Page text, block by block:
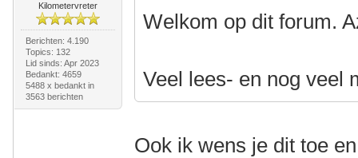
Kilometervreter
Berichten: 4.190
Topics: 132
Lid sinds: Apr 2023
Bedankt: 4659
5488 x bedankt in
3563 berichten
Welkom op dit forum.
Veel lees- en nog veel
Ook ik wens je dit toe